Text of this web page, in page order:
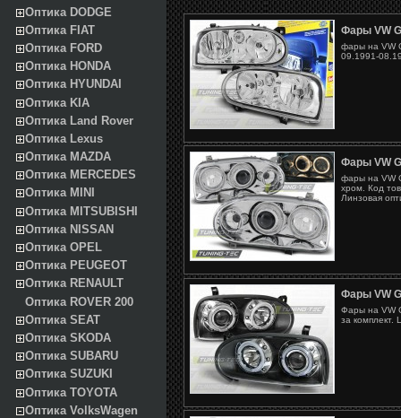
Оптика DODGE
Оптика FIAT
Оптика FORD
Оптика HONDA
Оптика HYUNDAI
Оптика KIA
Оптика Land Rover
Оптика Lexus
Оптика MAZDA
Оптика MERCEDES
Оптика MINI
Оптика MITSUBISHI
Оптика NISSAN
Оптика OPEL
Оптика PEUGEOT
Оптика RENAULT
Оптика ROVER 200
Оптика SEAT
Оптика SKODA
Оптика SUBARU
Оптика SUZUKI
Оптика TOYOTA
Оптика VolksWagen
Фары VW
фары на VW
09.1991-
Фары VW
фары на VW
хром. Код
Линзовая
Фары VW
Фары на VW
за комплект.